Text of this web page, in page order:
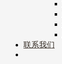
联系我们